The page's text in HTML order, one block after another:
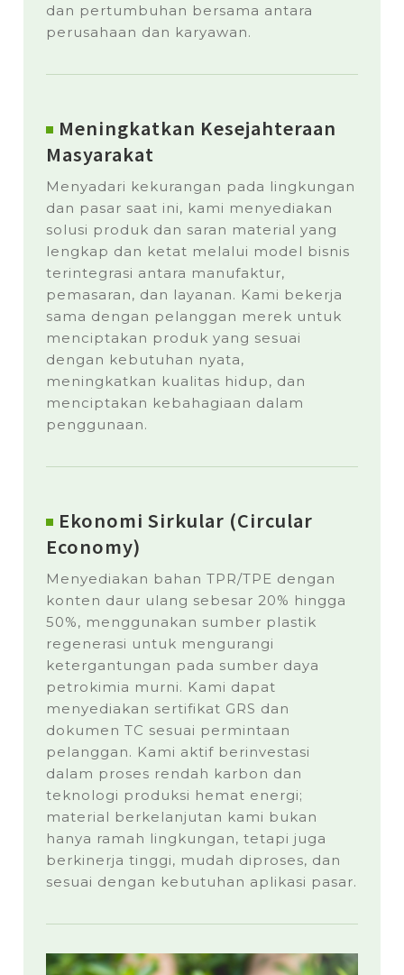
dan pertumbuhan bersama antara
perusahaan dan karyawan.
Meningkatkan Kesejahteraan
Masyarakat
Menyadari kekurangan pada lingkungan
dan pasar saat ini, kami menyediakan
solusi produk dan saran material yang
lengkap dan ketat melalui model bisnis
terintegrasi antara manufaktur,
pemasaran, dan layanan. Kami bekerja
sama dengan pelanggan merek untuk
menciptakan produk yang sesuai
dengan kebutuhan nyata,
meningkatkan kualitas hidup, dan
menciptakan kebahagiaan dalam
penggunaan.
Ekonomi Sirkular (Circular
Economy)
Menyediakan bahan TPR/TPE dengan
konten daur ulang sebesar 20% hingga
50%, menggunakan sumber plastik
regenerasi untuk mengurangi
ketergantungan pada sumber daya
petrokimia murni. Kami dapat
menyediakan sertifikat GRS dan
dokumen TC sesuai permintaan
pelanggan. Kami aktif berinvestasi
dalam proses rendah karbon dan
teknologi produksi hemat energi;
material berkelanjutan kami bukan
hanya ramah lingkungan, tetapi juga
berkinerja tinggi, mudah diproses, dan
sesuai dengan kebutuhan aplikasi pasar.